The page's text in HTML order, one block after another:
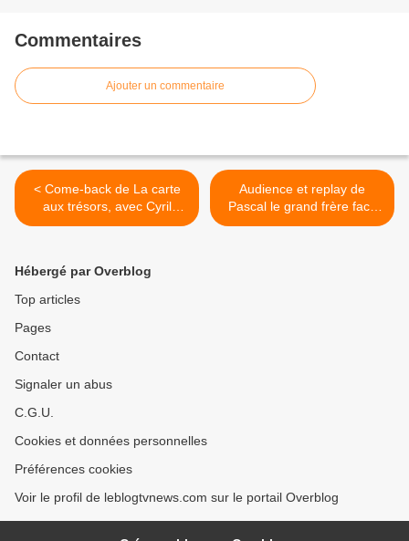
Commentaires
Ajouter un commentaire
< Come-back de La carte
aux trésors, avec Cyril
Féraud désormais.
Audience et replay de
Pascal le grand frère face
aux jumeaux caïds Florian
Hébergé par Overblog
Top articles
Pages
Contact
Signaler un abus
C.G.U.
Cookies et données personnelles
Préférences cookies
Voir le profil de leblogtvnews.com sur le portail Overblog